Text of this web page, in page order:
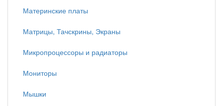
Материнские платы
Матрицы, Тачскрины, Экраны
Микропроцессоры и радиаторы
Мониторы
Мышки